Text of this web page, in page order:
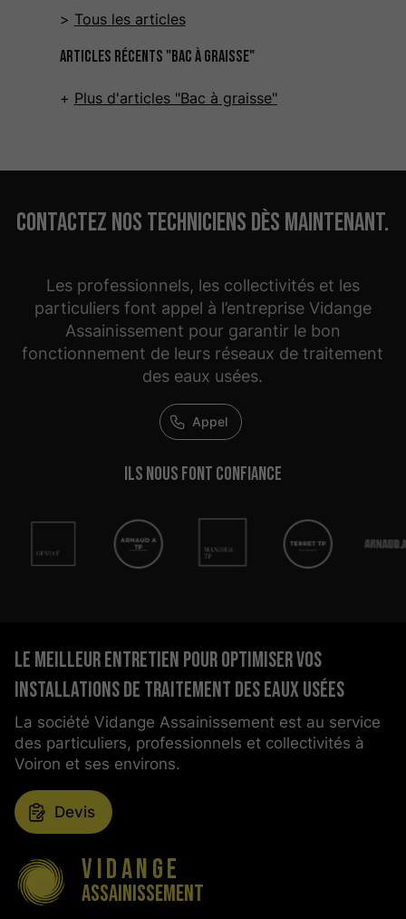
Tous les articles
Articles récents "Bac à graisse"
Plus d'articles "Bac à graisse"
Contactez nos techniciens dès maintenant.
Les professionnels, les collectivités et les
particuliers font appel à l’entreprise Vidange
Assainissement pour garantir le bon
fonctionnement de leurs réseaux de traitement
des eaux usées.
Appel
Ils nous font confiance
Vidange
Assainissement
Le meilleur entretien pour optimiser vos
installations de traitement des eaux usées
La société Vidange Assainissement est au service
des particuliers, professionnels et collectivités à
Voiron et ses environs.
Devis